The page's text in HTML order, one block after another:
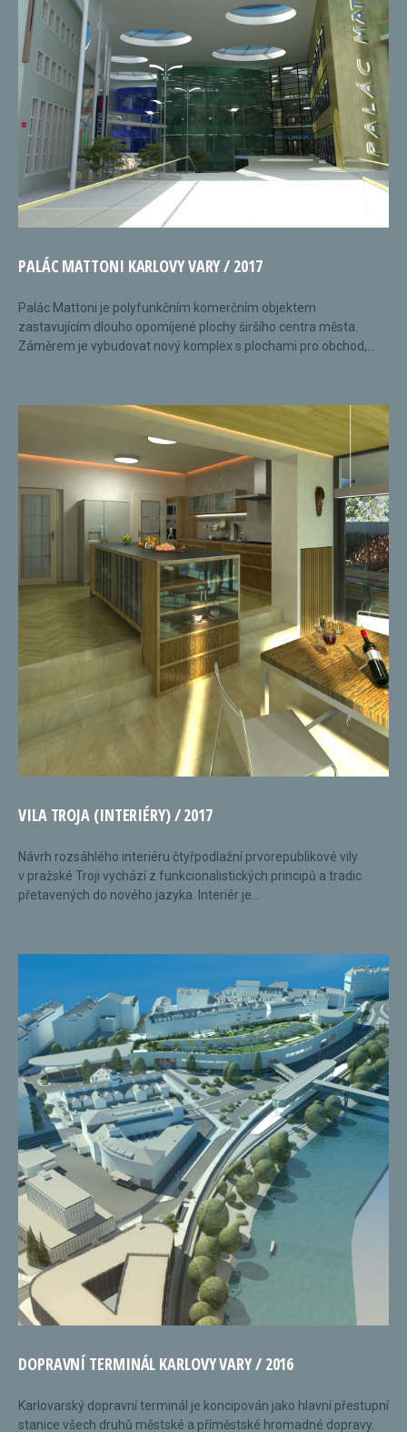
PALÁC MATTONI KARLOVY VARY / 2017
Palác Mattoni je polyfunkčním komerčním objektem
zastavujícím dlouho opomíjené plochy širšího centra města.
Záměrem je vybudovat nový komplex s plochami pro obchod,...
VILA TROJA (INTERIÉRY) / 2017
Návrh rozsáhlého interiéru čtyřpodlažní prvorepublikové vily
v pražské Troji vychází z funkcionalistických principů a tradic
přetavených do nového jazyka. Interiér je...
DOPRAVNÍ TERMINÁL KARLOVY VARY / 2016
Karlovarský dopravní terminál je koncipován jako hlavní přestupní
stanice všech druhů městské a příměstské hromadné dopravy.